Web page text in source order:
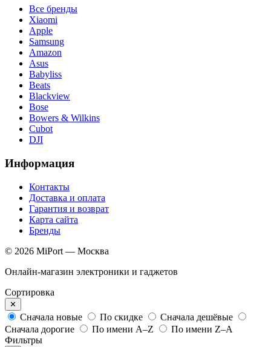
Все бренды
Xiaomi
Apple
Samsung
Amazon
Asus
Babyliss
Beats
Blackview
Bose
Bowers & Wilkins
Cubot
DJI
Информация
Контакты
Доставка и оплата
Гарантия и возврат
Карта сайта
Бренды
© 2026 MiPort — Москва
Онлайн-магазин электроники и гаджетов
Сортировка
✕
Сначала новые По скидке
Сначала дешёвые
Сначала дорогие
По имени A–Z
По имени Z–A
Фильтры